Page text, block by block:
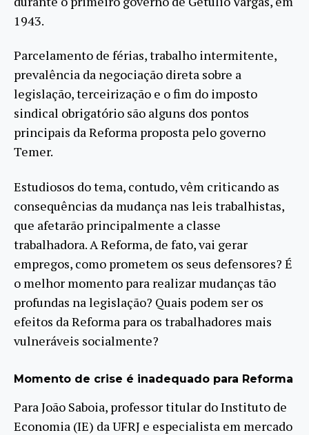
1943.
Parcelamento de férias, trabalho intermitente,
prevalência da negociação direta sobre a
legislação, terceirização e o fim do imposto
sindical obrigatório são alguns dos pontos
principais da Reforma proposta pelo governo
Temer.
Estudiosos do tema, contudo, vêm criticando as
consequências da mudança nas leis trabalhistas,
que afetarão principalmente a classe
trabalhadora. A Reforma, de fato, vai gerar
empregos, como prometem os seus defensores? É
o melhor momento para realizar mudanças tão
profundas na legislação? Quais podem ser os
efeitos da Reforma para os trabalhadores mais
vulneráveis socialmente?
Momento de crise é inadequado para Reforma
Para João Saboia, professor titular do Instituto de
Economia (IE) da UFRJ e especialista em mercado